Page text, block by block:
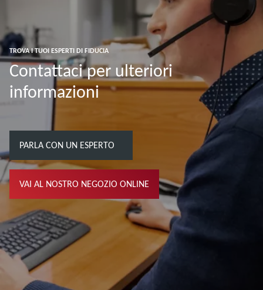
TROVA I TUOI ESPERTI DI FIDUCIA
Contattaci per ulteriori
informazioni
PARLA CON UN ESPERTO
VAI AL NOSTRO NEGOZIO ONLINE